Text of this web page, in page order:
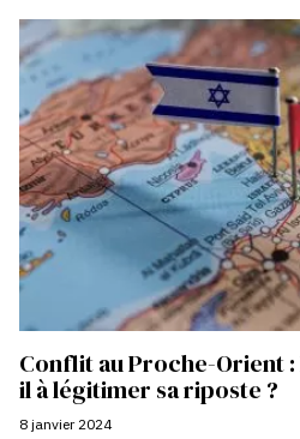
Conflit au Proche-Orient
il à légitimer sa riposte ?
8 janvier 2024